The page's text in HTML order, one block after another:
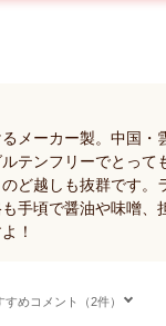
メーカー製。中国・
テンフリーでとって
ど越しも抜群です。
手頃で醤油や味噌
！
すめコメント（2件）